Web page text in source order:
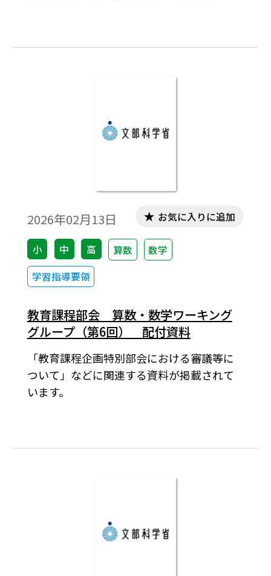
2026年02月13日
小 中 高 算数
数学
学習指導要領
お気に入りに追加
教育課程部会 算数・数学ワーキング
グループ（第6回） 配付資料
「教育課程企画特別部会における審議等に
ついて」などに関連する資料が掲載されて
います。